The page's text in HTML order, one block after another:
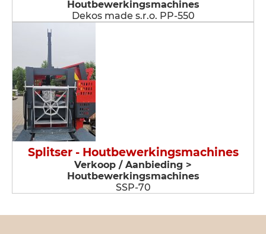
Houtbewerkingsmachines
Dekos made s.r.o. PP-550
Splitser - Houtbewerkingsmachines
Verkoop / Aanbieding >
Houtbewerkingsmachines
SSP-70